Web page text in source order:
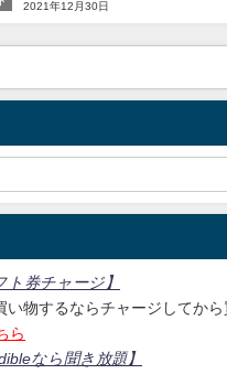
2021年12月30日
ト券チャージ 】
い物するならチャージしてから
ら
なら聞き放題】